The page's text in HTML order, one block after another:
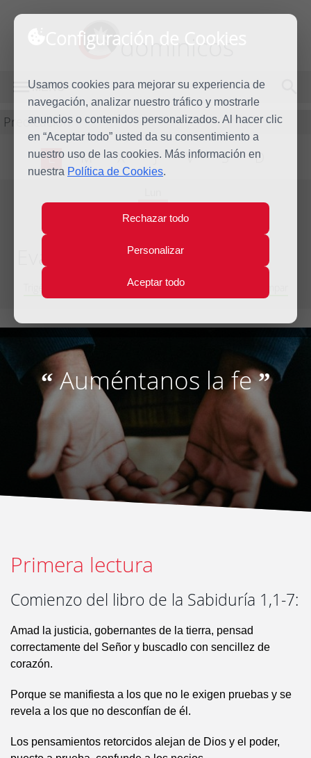
Configuración de Cookies
Usamos cookies para mejorar su experiencia de
navegación, analizar nuestro tráfico y mostrarle
anuncios o contenidos personalizados. Al hacer clic
en “Aceptar todo” usted da su consentimiento a
nuestro uso de las cookies. Más información en
nuestra Política de Cookies.
Rechazar todo
Personalizar
Aceptar todo
dominicos
MENÚ
Predicación
L M X J V S D
13
Nov
Evangelio del día
Trigésimo segunda semana del Tiempo Ordinario - Año Impar
“Auméntanos la fe”
Primera lectura
Comienzo del libro de la Sabiduría 1,1-7:
Amad la justicia, gobernantes de la tierra, pensad
correctamente del Señor y buscadlo con sencillez de
corazón.
Porque se manifiesta a los que no le exigen pruebas y se
revela a los que no desconfían de él.
Los pensamientos retorcidos alejan de Dios y el poder,